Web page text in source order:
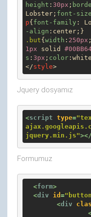
height : 30px ;
Lobster; font-size
p{font-family :
-align
.but{width : 250px ;
1px solid
s : 3px ; color
</style>
Jquery dosyamız
<script type=
jquery.min.js"></
Formumuz
<form>
<div id =
<div